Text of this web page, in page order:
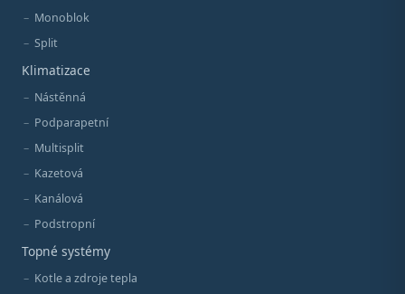
Monoblok
Split
Klimatizace
Nástěnná
Podparapetní
Multisplit
Kazetová
Kanálová
Podstropní
Topné systémy
Kotle a zdroje tepla